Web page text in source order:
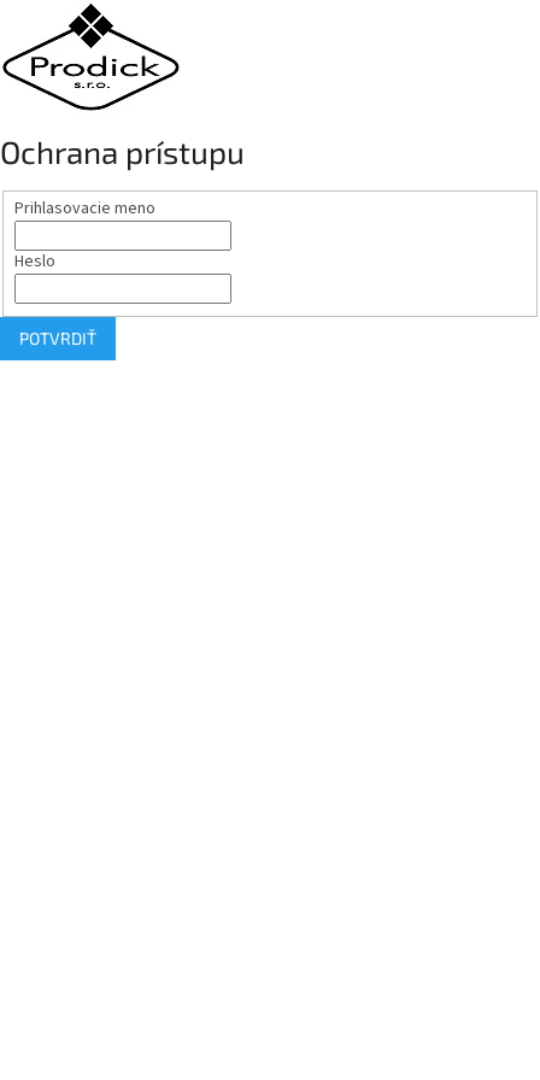
Ochrana prístupu
Prihlasovacie meno
Heslo
POTVRDIŤ